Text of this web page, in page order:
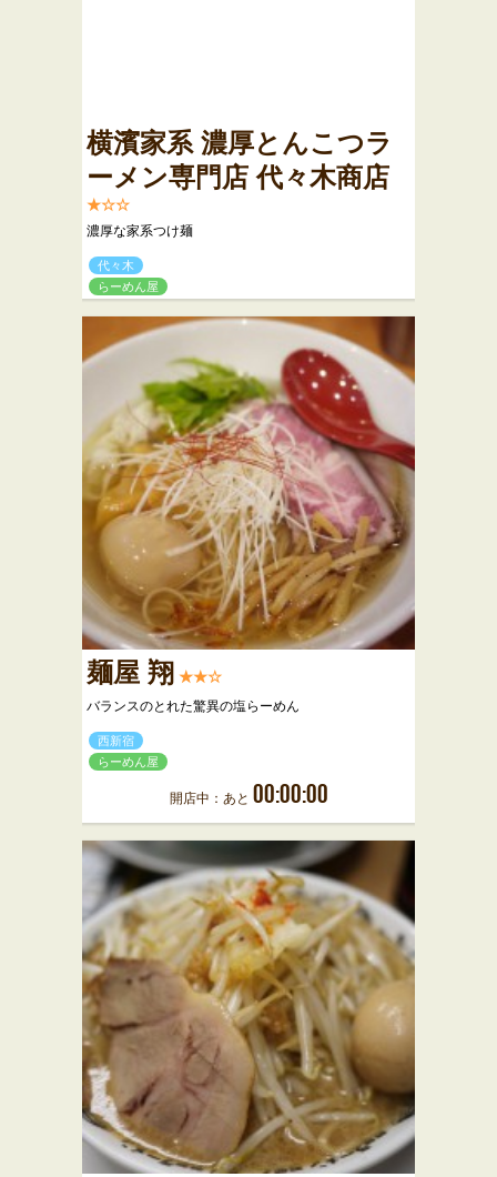
横濱家系 濃厚とんこつラ
ーメン専門店 代々木商店
★☆☆
濃厚な家系つけ麺
代々木
らーめん屋
麺屋 翔 ★★☆
バランスのとれた驚異の塩らーめん
西新宿
らーめん屋
開店中：あと 00:00:00